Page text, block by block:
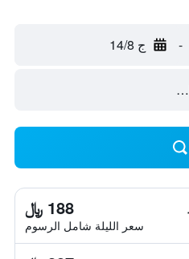
- ج 14/8
188 ﷼
سعر الليلة شامل الرسوم